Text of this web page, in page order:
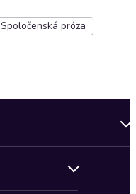
Spoločenská próza